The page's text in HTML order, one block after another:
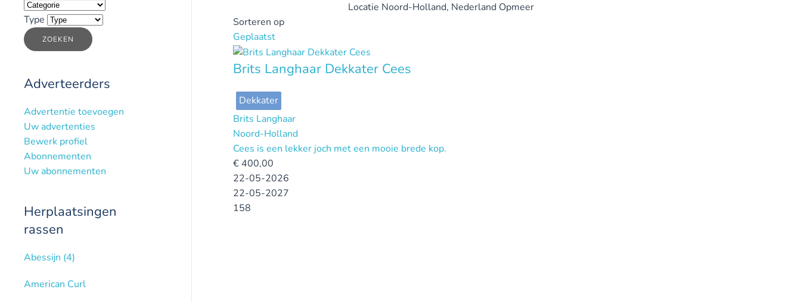
Locatie Noord-Holland, Nederland Opmeer
Sorteren op
Geplaatst
Brits Langhaar Dekkater Cees
Dekkater
Brits Langhaar
Noord-Holland
Cees is een lekker joch met een mooie brede kop.
€ 400,00
22-05-2026
22-05-2027
158
Type
ZOEKEN
Adverteerders
Advertentie toevoegen
Uw advertenties
Bewerk profiel
Abonnementen
Uw abonnementen
Herplaatsingen
rassen
Abessijn (4)
American Curl